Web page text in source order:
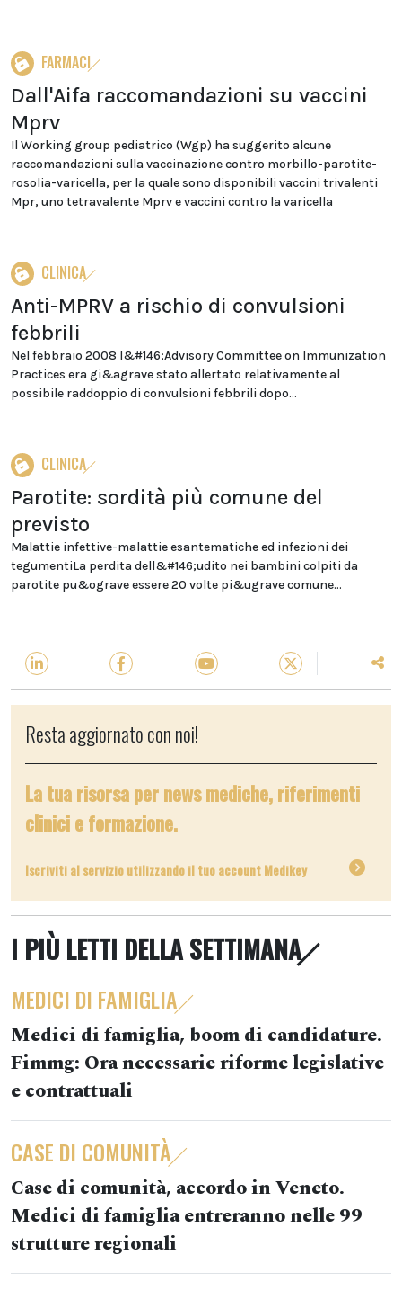
FARMACI
Dall'Aifa raccomandazioni su vaccini
Mprv
Il Working group pediatrico (Wgp) ha suggerito alcune
raccomandazioni sulla vaccinazione contro morbillo-parotite-
rosolia-varicella, per la quale sono disponibili vaccini trivalenti
Mpr, uno tetravalente Mprv e vaccini contro la varicella
CLINICA
Anti-MPRV a rischio di convulsioni
febbrili
Nel febbraio 2008 l&#146;Advisory Committee on Immunization
Practices era gi&agrave stato allertato relativamente al
possibile raddoppio di convulsioni febbrili dopo...
CLINICA
Parotite: sordità più comune del
previsto
Malattie infettive-malattie esantematiche ed infezioni dei
tegumentiLa perdita dell&#146;udito nei bambini colpiti da
parotite pu&ograve essere 20 volte pi&ugrave comune...
Resta aggiornato con noi!
La tua risorsa per news mediche, riferimenti
clinici e formazione.
Iscriviti al servizio utilizzando il tuo account Medikey
I PIÙ LETTI DELLA SETTIMANA
MEDICI DI FAMIGLIA
Medici di famiglia, boom di candidature.
Fimmg: Ora necessarie riforme legislative
e contrattuali
CASE DI COMUNITÀ
Case di comunità, accordo in Veneto.
Medici di famiglia entreranno nelle 99
strutture regionali